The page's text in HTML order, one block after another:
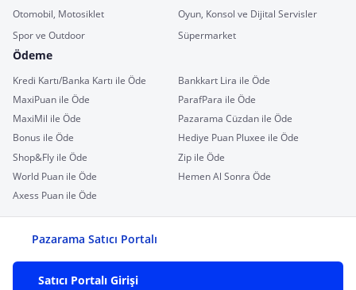
Otomobil, Motosiklet
Oyun, Konsol ve Dijital Servisler
Spor ve Outdoor
Süpermarket
Ödeme
Kredi Kartı/Banka Kartı ile Öde
Bankkart Lira ile Öde
MaxiPuan ile Öde
ParafPara ile Öde
MaxiMil ile Öde
Pazarama Cüzdan ile Öde
Bonus ile Öde
Hediye Puan Pluxee ile Öde
Shop&Fly ile Öde
Zip ile Öde
World Puan ile Öde
Hemen Al Sonra Öde
Axess Puan ile Öde
Pazarama Satıcı Portalı
Satıcı Portalı Girişi